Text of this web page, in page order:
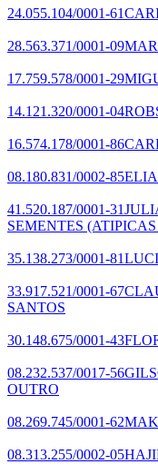
24.055.104/0001-61
28.563.371/0001-09
17.759.578/0001-29
14.121.320/0001-04
16.574.178/0001-86
08.180.831/0002-85
41.520.187/0001-31
SEMENTES
35.138.273/0001-81
33.917.521/0001-67
SANTOS
30.148.675/0001-43
08.232.537/0017-56
OUTRO
08.269.745/0001-62
08.313.255/0002-05